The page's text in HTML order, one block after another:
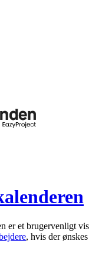
er et brugervenligt
, hvis der